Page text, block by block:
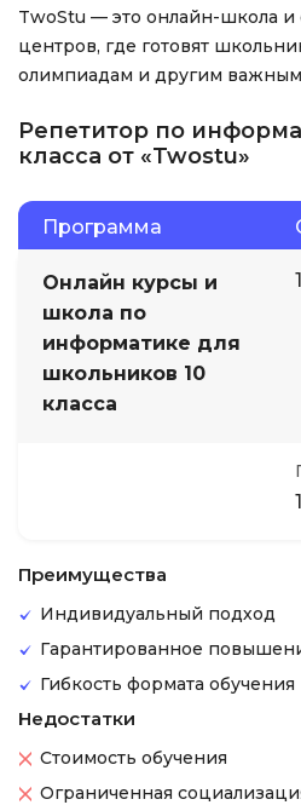
TwoStu — это онлайн-школа и
центров, где готовят
олимпиадам и другим
Репетитор по
класса от «Twostu»
Программа
Онлайн курсы и
школа по
информатике для
школьников 10
класса
Преимущества
Индивидуальный подход
Гарантированное
Гибкость формата обучения
Недостатки
Стоимость обучения
Ограниченная